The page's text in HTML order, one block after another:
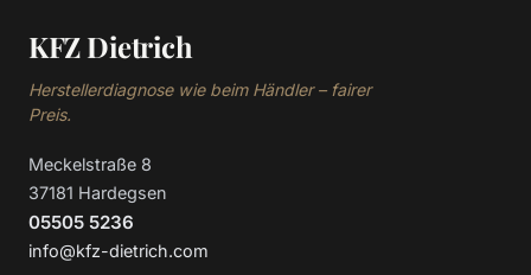
KFZ Dietrich
Herstellerdiagnose wie beim Händler – fairer
Preis.
Meckelstraße 8
37181 Hardegsen
05505 5236
info@kfz-dietrich.com